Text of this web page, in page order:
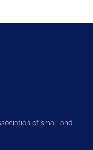
of small and